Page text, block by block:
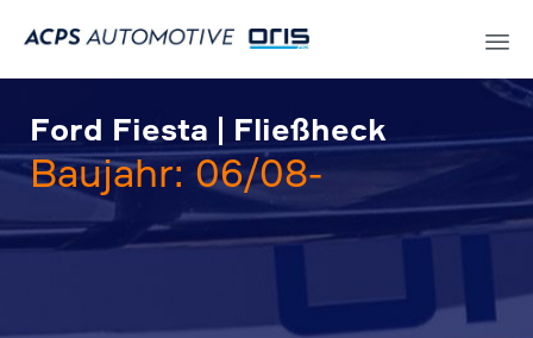
Ford Fiesta | Fließheck
Baujahr: 06/08-